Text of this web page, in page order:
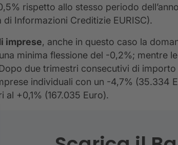
rispetto allo stesso periodo
Informazioni Creditizie EURISC).
imprese, anche in questo caso la
minima flessione del -0,2%; mentre
due trimestri consecutivi di
individuali con un -4,7% (35.334
+0,1% (167.035 Euro).